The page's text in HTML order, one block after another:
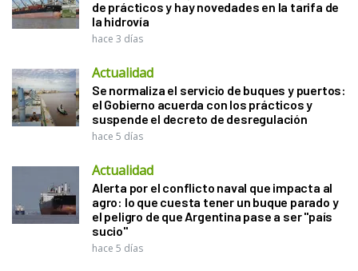
de prácticos y hay novedades en la tarifa de
la hidrovía
hace 3 días
Actualidad
Se normaliza el servicio de buques y puertos:
el Gobierno acuerda con los prácticos y
suspende el decreto de desregulación
hace 5 días
Actualidad
Alerta por el conflicto naval que impacta al
agro: lo que cuesta tener un buque parado y
el peligro de que Argentina pase a ser "país
sucio"
hace 5 días